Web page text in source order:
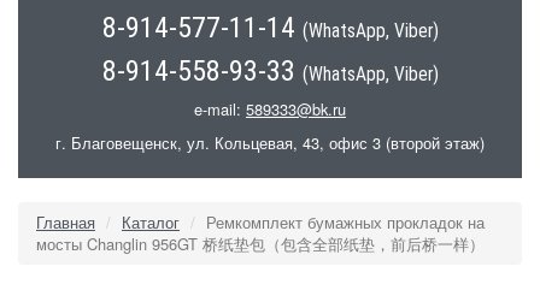
8-914-577-11-14 (WhatsApp, Viber)
8-914-558-93-33 (WhatsApp, Viber)
e-mail: 589333@bk.ru
г. Благовещенск, ул. Кольцевая, 43, офис 3 (второй этаж)
Главная Каталог
Ремкомплект бумажных прокладок на
мосты Changlin 956GT 桥纸垫包（包含全部纸垫，前后桥一样）